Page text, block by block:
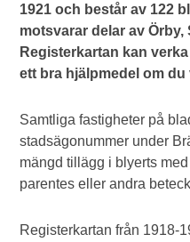
1921 och består av 122
motsvarar delar av
Registerkartan kan
ett bra hjälpmedel om
Samtliga fastigheter på
stadsägonummer under
mängd tillägg i blyerts
parentes eller andra
Registerkartan från 1918-